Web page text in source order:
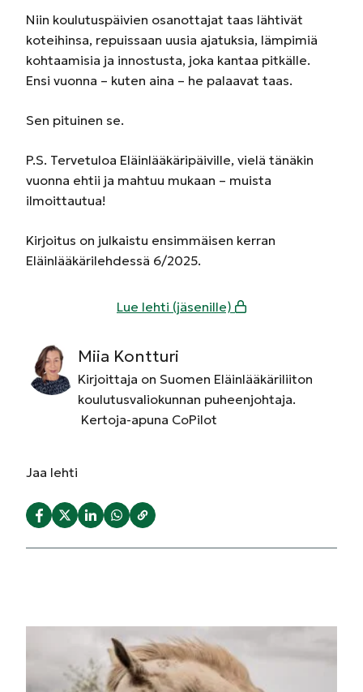
Niin koulutuspäivien osanottajat taas lähtivät
koteihinsa, repuissaan uusia ajatuksia, lämpimiä
kohtaamisia ja innostusta, joka kantaa pitkälle.
Ensi vuonna – kuten aina – he palaavat taas.
Sen pituinen se.
P.S. Tervetuloa Eläinlääkäripäiville, vielä tänäkin
vuonna ehtii ja mahtuu mukaan – muista
ilmoittautua!
Kirjoitus on julkaistu ensimmäisen kerran
Eläinlääkärilehdessä 6/2025.
Lue lehti (jäsenille)
Miia Kontturi
Kirjoittaja on Suomen Eläinlääkäriliiton
koulutusvaliokunnan puheenjohtaja.
Kertoja-apuna CoPilot
Jaa lehti